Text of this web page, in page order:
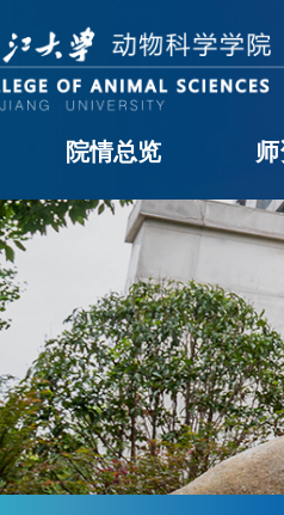
院情总览
学院概况
历任领导
现任领导
机构设置
学院黄页
科室职责
办事流程
院长信箱 教